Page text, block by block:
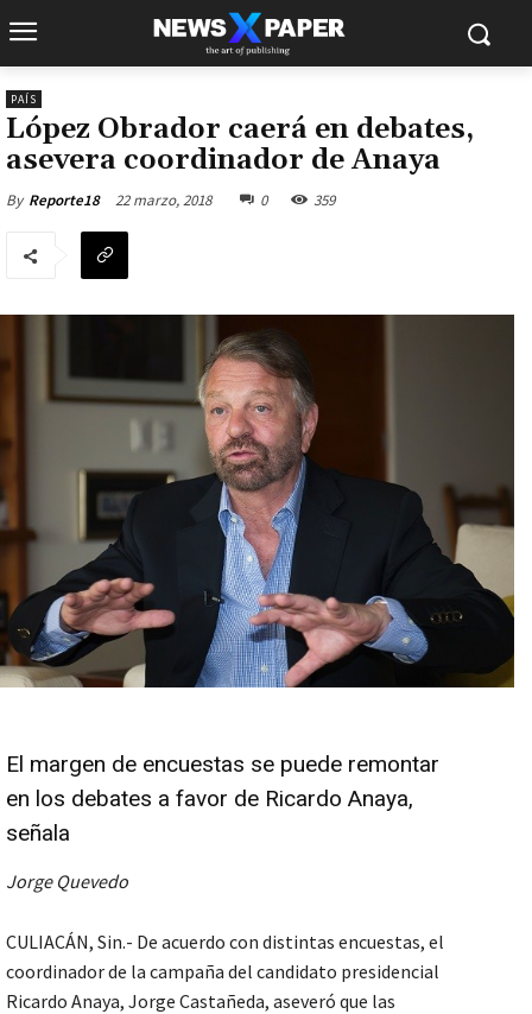
PAÍS
López Obrador caerá en debates,
asevera coordinador de Anaya
By Reporte18 22 marzo, 2018 0 359
El margen de encuestas se puede remontar
en los debates a favor de Ricardo Anaya,
señala
Jorge Quevedo
CULIACÁN, Sin.- De acuerdo con distintas encuestas, el
coordinador de la campaña del candidato presidencial
Ricardo Anaya, Jorge Castañeda, aseveró que las